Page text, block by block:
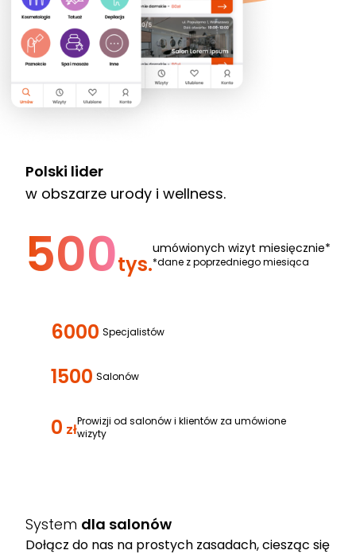
Polski lider
w obszarze urody i wellness.
500tys.
umówionych wizyt miesięcznie*
*dane z poprzedniego miesiąca
6000 Specjalistów
1500 Salonów
0 złProwizji od salonów i klientów za umówione
wizyty
System dla salonów
Dołącz do nas na prostych zasadach, ciesząc się